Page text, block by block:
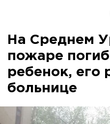
На Среднем
пожаре
ребенок, его
больнице